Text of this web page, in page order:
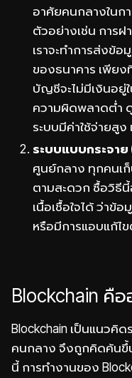
อาศัยคนกลางในก
ตัวอย่างเช่น การฝ
เราจะทำการส่งข้อ
ของธนาคาร เพียง
บัญชีจะไม่มีเงินอยู่
ความผิดพลาดต่ำ
ระบบมีค่าใช้จ่ายสูง
ระบบแบบกระจา
ศูนย์กลาง ทุกคนเ
ตามสะดวก ซื้อวิธี
เนื้อเชื้อใจได้ ว่าข้
หรือมีการแอบแก้ไ
Blockchain คือ
Blockchain เป็นแนวคิ
คนกลาง จึงถูกคิดค้นขึ้
นี้ การทำงานของ